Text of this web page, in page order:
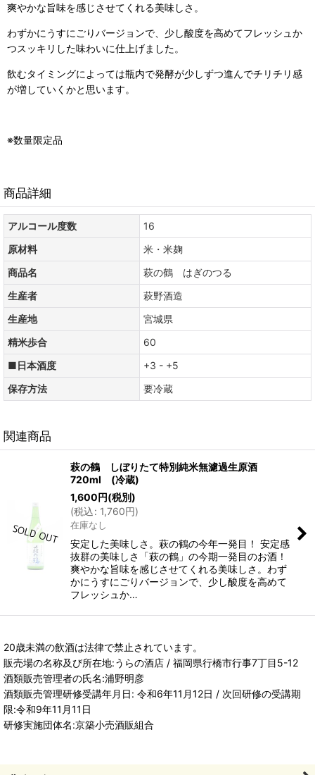
爽やかな旨味を感じさせてくれる美味しさ。
わずかにうすにごりバージョンで、少し酸度を高めてフレッシュか
つスッキリした味わいに仕上げました。
飲むタイミングによっては瓶内で発酵が少しずつ進んでチリチリ感
が増していくかと思います。
※数量限定品
商品詳細
アルコール度数
16
原材料
米・米麹
商品名
萩の鶴 はぎのつる
生産者
萩野酒造
生産地
宮城県
精米歩合
60
■日本酒度
+3 - +5
保存方法
要冷蔵
関連商品
萩の鶴 しぼりたて特別純米無濾過生原酒
720ml (冷蔵)
1,600円(税別)
(税込: 1,760円)
在庫なし
安定した美味しさ。萩の鶴の今年一発目！ 安定感
抜群の美味しさ「萩の鶴」の今期一発目のお酒！
爽やかな旨味を感じさせてくれる美味しさ。わず
かにうすにごりバージョンで、少し酸度を高めて
フレッシュか…
20歳未満の飲酒は法律で禁止されています。
販売場の名称及び所在地:うらの酒店 / 福岡県行橋市行事7丁目5-12
酒類販売管理者の氏名:浦野明彦
酒類販売管理研修受講年月日: 令和6年11月12日 / 次回研修の受講期
限:令和9年11月11日
研修実施団体名:京築小売酒販組合